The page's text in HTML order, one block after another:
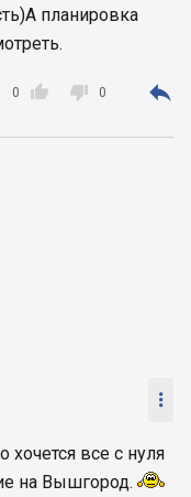
планировка

0  0 

хочется все с нуля
на Вышгород.